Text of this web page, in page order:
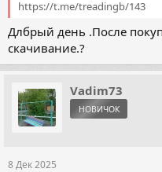
https://t.me/treadingb/143
Длбрый день .После
скачивание.?
Vadim73
НОВИЧОК
8 Дек 2025